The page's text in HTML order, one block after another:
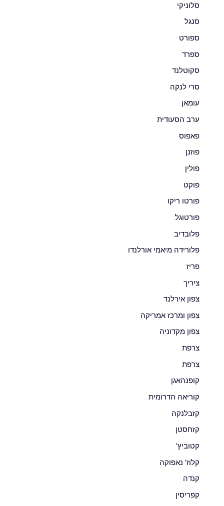
סלוניקי
סנגל
ספורט
ספרד
סקוטלנד
סרי לנקה
עומאן
ערב הסעודית
פאפוס
פוזנן
פולין
פוקט
פורטו ריקו
פורטוגל
פלובדיב
פלורידה מיאמי אורלנדו
פריז
ציריך
צפון אירלנד
צפון ומרכז אמריקה
צפון מקדוניה
צרפת
צרפת
קופנהאגן
קוריאה הדרומית
קזבלנקה
קזחסטן
קטוביץ'
קלוז' נאפוקה
קנדה
קפריסין